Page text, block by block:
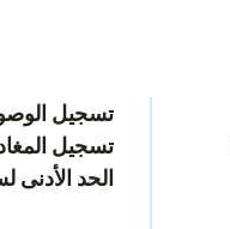
تسجيل
تسجيل
الحد